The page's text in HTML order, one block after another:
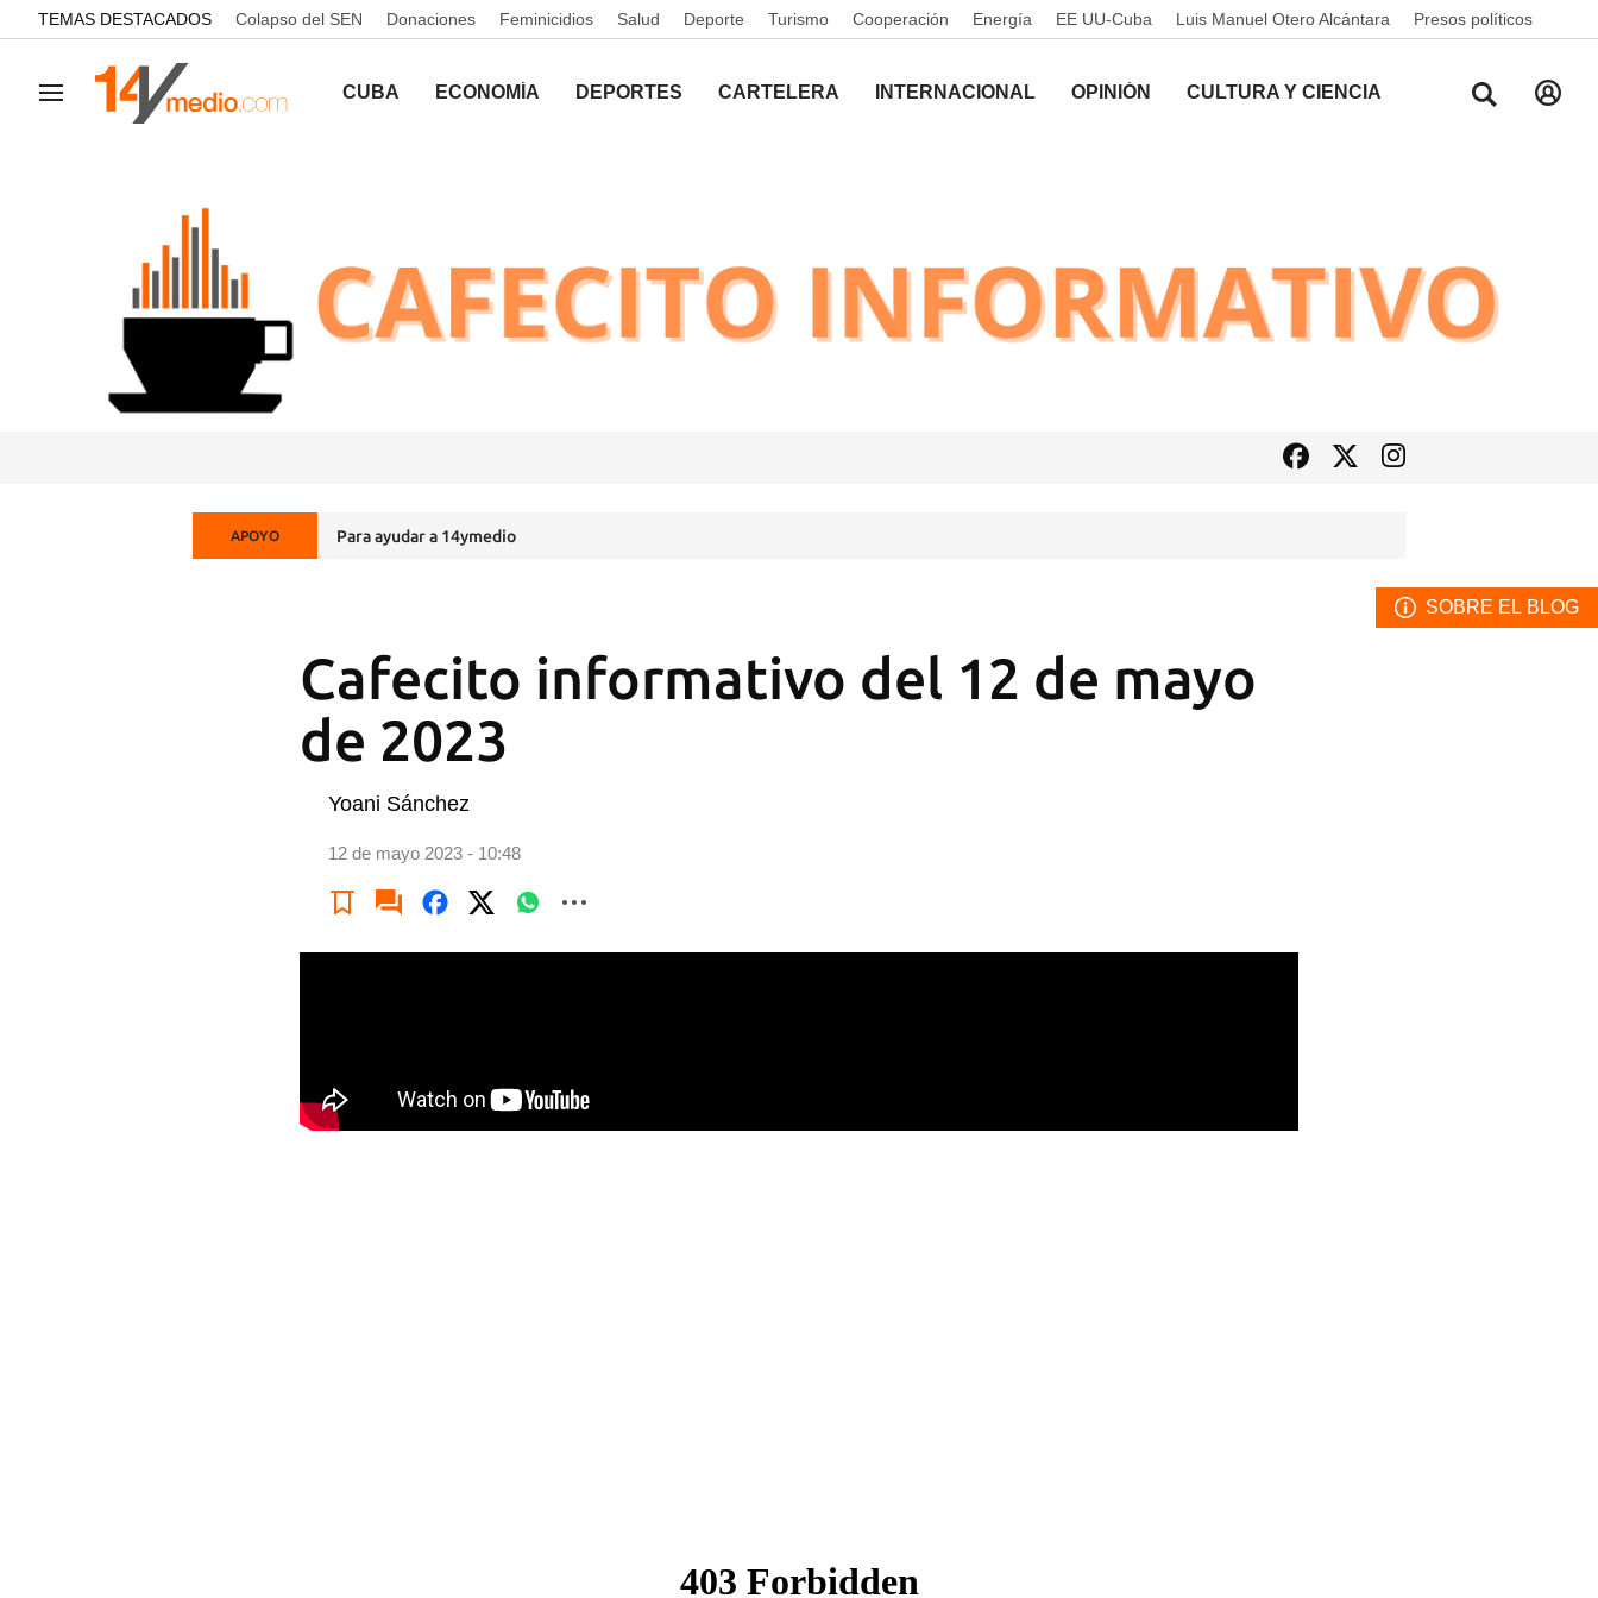
common.go-to-content
TEMAS DESTACADOS Colapso del SEN Donaciones Feminicidios Salud Deporte Turismo Cooperación Energía EE UU-Cuba Luis Manuel Otero Alcántara Presos políticos
Navegación CUBA ECONOMÍA DEPORTES CARTELERA INTERNACIONAL OPINIÓN CULTURA Y CIENCIA
APOYO Para ayudar a 14ymedio
SOBRE EL BLOG
Cafecito informativo del 12 de mayo
de 2023
Yoani Sánchez
12 de mayo 2023 - 10:48